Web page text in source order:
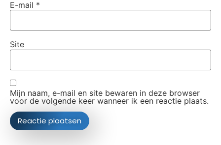
E-mail *
Site
Mijn naam, e-mail en site bewaren in deze browser
voor de volgende keer wanneer ik een reactie plaats.